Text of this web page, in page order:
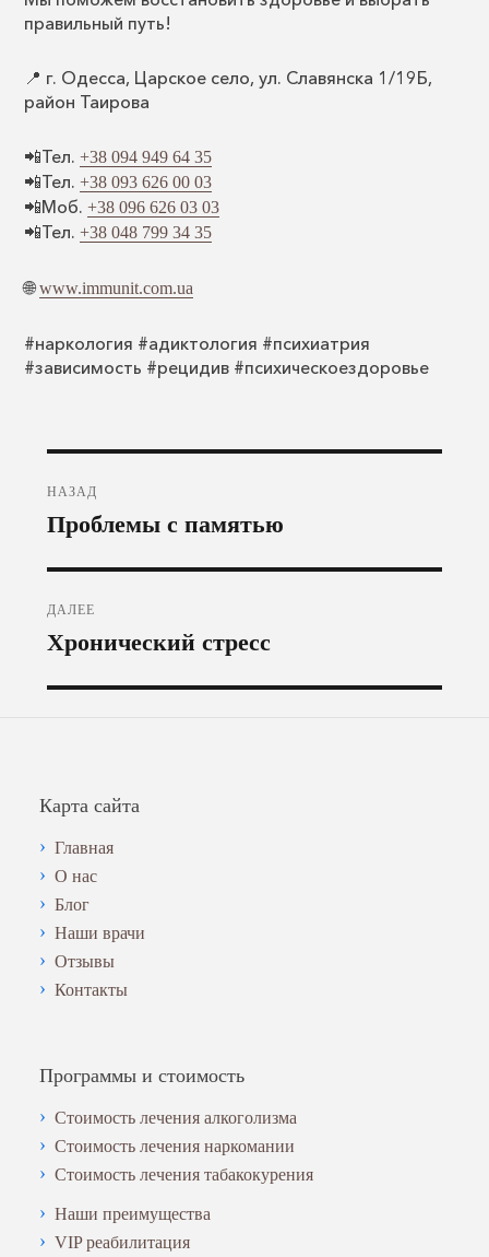
правильный путь!
📍 г. Одесса, Царское село, ул. Славянска 1/19Б,
район Таирова
📲Тел. +38 094 949 64 35
📲Тел. +38 093 626 00 03
📲Моб. +38 096 626 03 03
📲Тел. +38 048 799 34 35
🌐www.immunit.com.ua
#наркология #адиктология #психиатрия
#зависимость #рецидив #психическоездоровье
по
НАЗАД
Предыдущая
запись:
Проблемы с памятью
ДАЛЕЕ
Следующая
запись:
Хронический стресс
Карта сайта
Главная
О нас
Блог
Наши врачи
Отзывы
Контакты
Программы и стоимость
Стоимость лечения алкоголизма
Стоимость лечения наркомании
Стоимость лечения табакокурения
Наши преимущества
VIP реабилитация